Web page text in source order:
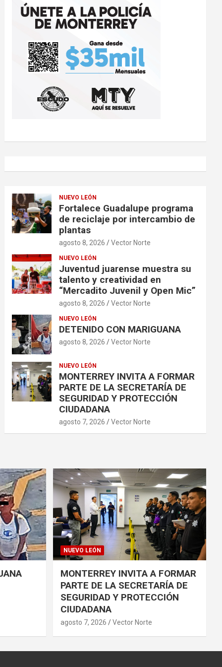
NUEVO LEÓN
Fortalece Guadalupe programa
de reciclaje por intercambio de
plantas
agosto 8, 2026 Vector Norte
NUEVO LEÓN
Juventud juarense muestra su
talento y creatividad en
“Mercadito Juvenil y Open Mic”
agosto 8, 2026 Vector Norte
NUEVO LEÓN
DETENIDO CON MARIGUANA
agosto 8, 2026 Vector Norte
NUEVO LEÓN
MONTERREY INVITA A FORMAR
PARTE DE LA SECRETARÍA DE
SEGURIDAD Y PROTECCIÓN
CIUDADANA
agosto 7, 2026 Vector Norte
NUEVO LEÓN
MONTERREY INVITA A FORMAR
PARTE DE LA SECRETARÍA DE
SEGURIDAD Y PROTECCIÓN
CIUDADANA
agosto 7, 2026 Vector Norte